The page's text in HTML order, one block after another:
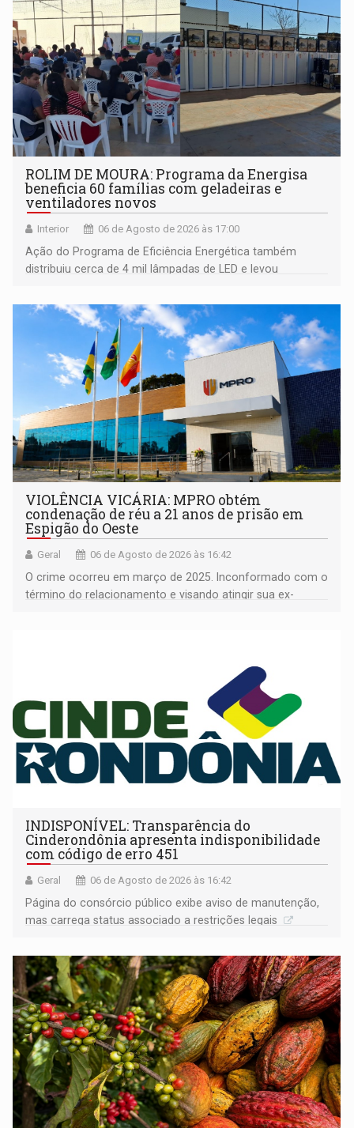
ROLIM DE MOURA: Programa da Energisa
beneficia 60 famílias com geladeiras e
ventiladores novos
Interior 06 de Agosto de 2026 às 17:00
Ação do Programa de Eficiência Energética também
distribuiu cerca de 4 mil lâmpadas de LED e levou
comunidade
VIOLÊNCIA VICÁRIA: MPRO obtém
condenação de réu a 21 anos de prisão em
Espigão do Oeste
Geral 06 de Agosto de 2026 às 16:42
O crime ocorreu em março de 2025. Inconformado com o
término do relacionamento e visando atingir sua ex-
INDISPONÍVEL: Transparência do
Cinderondônia apresenta indisponibilidade
com código de erro 451
Geral 06 de Agosto de 2026 às 16:42
Página do consórcio público exibe aviso de manutenção,
mas carrega status associado a restrições legais